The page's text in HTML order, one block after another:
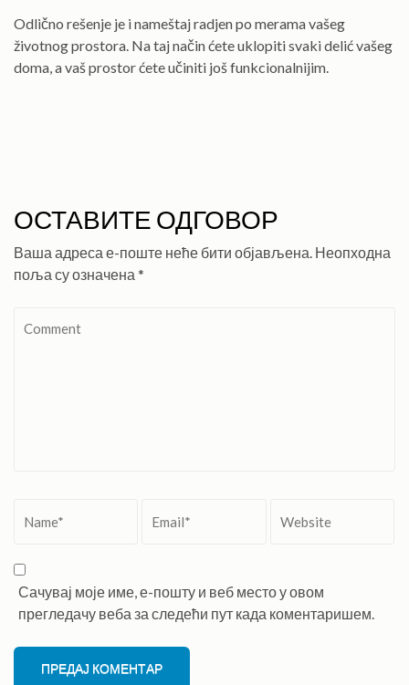
Odlično rešenje je i nameštaj radjen po merama vašeg
životnog prostora. Na taj način ćete uklopiti svaki delić vašeg
doma, a vaš prostor ćete učiniti još funkcionalnijim.
ОСТАВИТЕ ОДГОВОР
Ваша адреса е-поште неће бити објављена. Неопходна
поља су означена *
Сачувај моје име, е-пошту и веб место у овом
прегледачу веба за следећи пут када коментаришем.